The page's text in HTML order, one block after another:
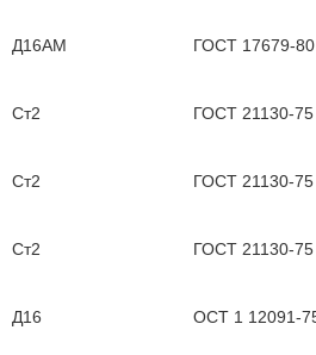
Д16АМ ГОСТ 17679-80
Ст2 ГОСТ 21130-75
Ст2 ГОСТ 21130-75
Ст2 ГОСТ 21130-75
Д16 ОСТ 1 12091-